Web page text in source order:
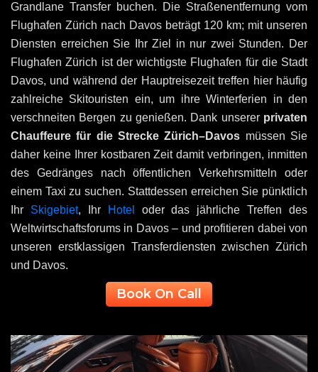
Grandlane Transfer buchen. Die Straßenentfernung vom
Flughafen Zürich nach Davos beträgt 120 km; mit unseren
Diensten erreichen Sie Ihr Ziel in nur zwei Stunden. Der
Flughafen Zürich ist der wichtigste Flughafen für die Stadt
Davos, und während der Hauptreisezeit treffen hier häufig
zahlreiche Skitouristen ein, um ihre Winterferien in den
verschneiten Bergen zu genießen. Dank unserer privaten
Chauffeure für die Strecke Zürich–Davos müssen Sie
daher keine Ihrer kostbaren Zeit damit verbringen, inmitten
des Gedränges nach öffentlichen Verkehrsmitteln oder
einem Taxi zu suchen. Stattdessen erreichen Sie pünktlich
Ihr Skigebiet, Ihr Hotel
oder das jährliche Treffen des
Weltwirtschaftsforums in Davos – und profitieren dabei von
unseren erstklassigen Transferdiensten zwischen Zürich
und Davos.
Book On Call